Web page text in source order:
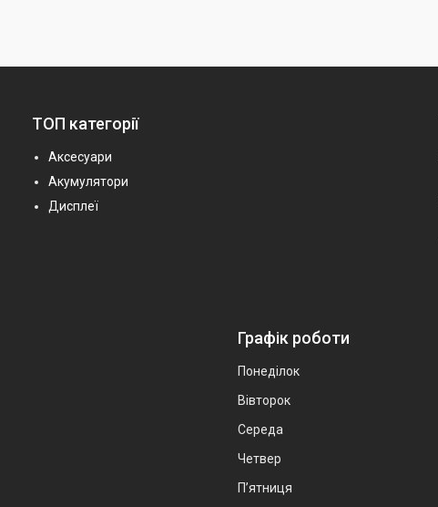
ТОП категорії
Аксесуари
Акумулятори
Дисплеї
Графік роботи
Понеділок
Вівторок
Середа
Четвер
Пʼятниця